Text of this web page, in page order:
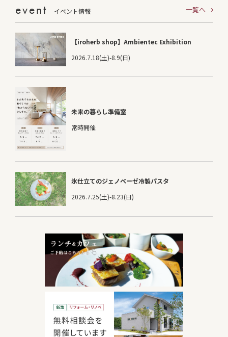
event イベント情報 一覧へ
【iroherb shop】Ambientec Exhibition
2026.7.18(土)-8.9(日)
未来の暮らし準備室
常時開催
氷仕立てのジェノベーゼ冷製パスタ
2026.7.25(土)-8.23(日)